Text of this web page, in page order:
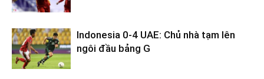
Indonesia 0-4 UAE: Chủ nhà tạm lên
ngôi đầu bảng G